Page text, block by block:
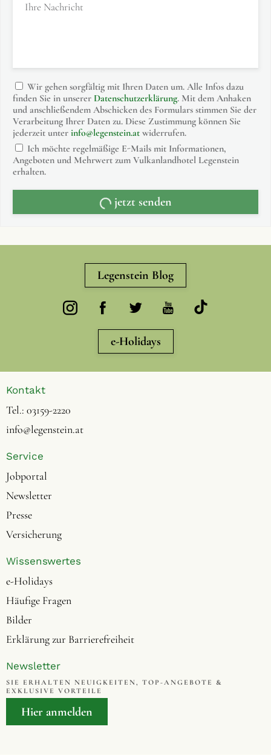
Wir gehen sorgfältig mit Ihren Daten um. Alle Infos dazu
finden Sie in unserer Datenschutzerklärung. Mit dem Anhaken
und anschließendem Abschicken des Formulars stimmen Sie der
Verarbeitung Ihrer Daten zu. Diese Zustimmung können Sie
jederzeit unter info@legenstein.at widerrufen.
Ich möchte regelmäßige E-Mails mit Informationen,
Angeboten und Mehrwert zum Vulkanlandhotel Legenstein
erhalten.
jetzt senden
Legenstein Blog
e-Holidays
Kontakt
Tel.: 03159-2220
info@legenstein.at
Service
Jobportal
Newsletter
Presse
Versicherung
Wissenswertes
e-Holidays
Häufige Fragen
Bilder
Erklärung zur Barrierefreiheit
Newsletter
SIE ERHALTEN NEUIGKEITEN, TOP-ANGEBOTE &
EXKLUSIVE VORTEILE
Hier anmelden